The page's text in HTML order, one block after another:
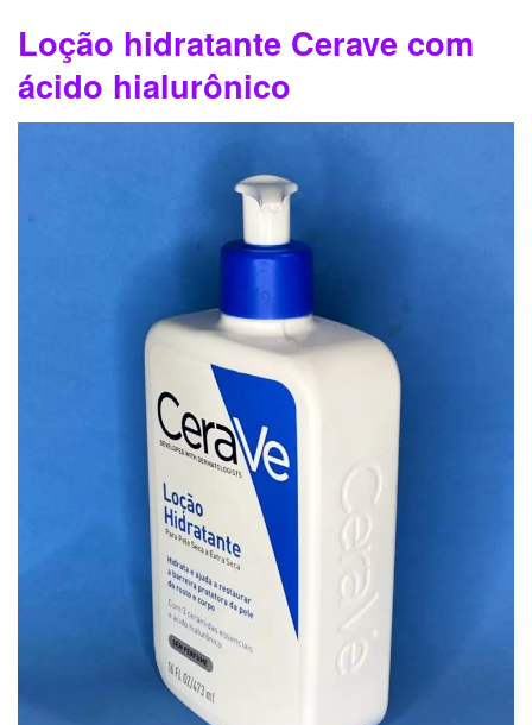
Loção hidratante Cerave com
ácido hialurônico